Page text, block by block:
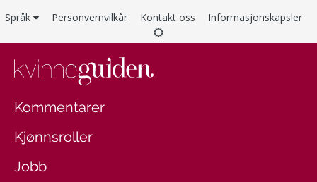
Språk Personvernvilkår Kontakt oss Informasjonskapsler
Kommentarer
Kjønnsroller
Jobb